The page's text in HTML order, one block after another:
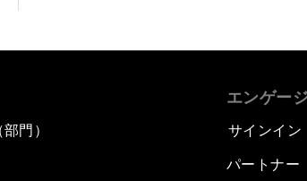
門）
エンゲー
サインイン
パートナー